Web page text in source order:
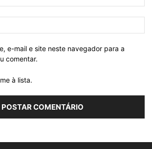
e-mail e site neste navegador para a
comentar.
à lista.